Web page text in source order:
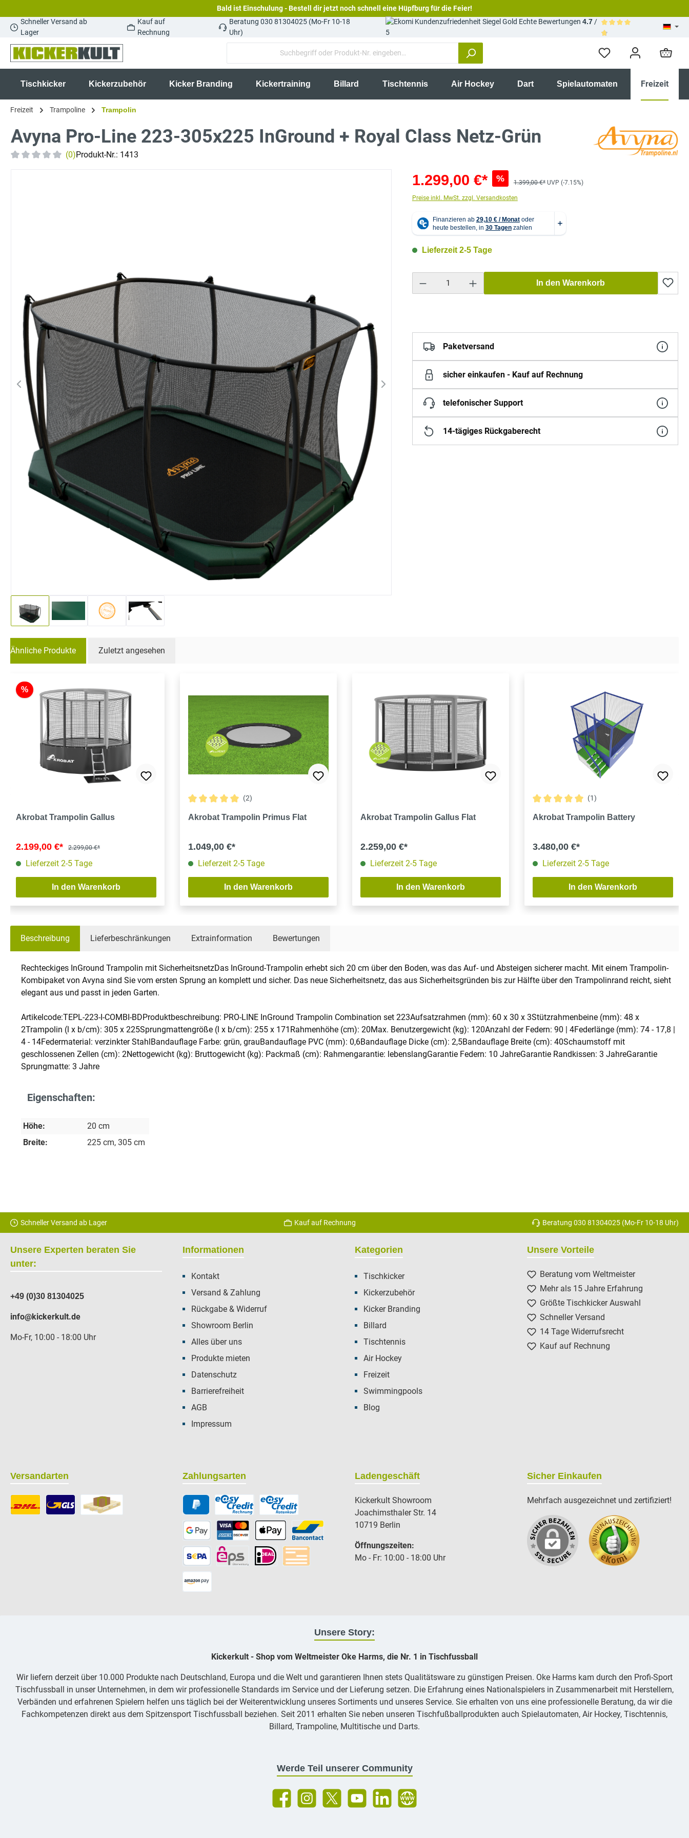
Bald ist Einschulung - Bestell dir jetzt noch schnell eine Hüpfburg für die Feier!
Schneller Versand ab
Lager
Kauf auf
Rechnung
Beratung 030 81304025 (Mo-Fr 10-18
Uhr)
Echte Bewertungen 4.7 /
5
Tischkicker Kickerzubehör Kicker Branding Kickertraining Billard Tischtennis Air Hockey Dart Spielautomaten Freizeit
Freizeit Trampoline Trampolin
Avyna Pro-Line 223-305x225 InGround + Royal Class Netz-Grün
(0)Produkt-Nr.: 1413
1.299,00 €* % 1.399,00 €* UVP (-7.15%)
Preise inkl. MwSt. zzgl. Versandkosten
Lieferzeit 2-5 Tage
Produkt Anzahl: Gib den gewünschten Wert ein oder benutze die Schaltflächen um die Anzahl zu
In den Warenkorb
Paketversand
sicher einkaufen - Kauf auf Rechnung
telefonischer Support
14-tägiges Rückgaberecht
Ähnliche Produkte
Zuletzt angesehen
%
Akrobat Trampolin Gallus
2.199,00 €* 2.299,00 €*
Lieferzeit 2-5 Tage
In den Warenkorb
Durchschnittliche Bewertung von 5 von 5 Sternen
(2)
Akrobat Trampolin Primus Flat
1.049,00 €*
Lieferzeit 2-5 Tage
In den Warenkorb
Akrobat Trampolin Gallus Flat
2.259,00 €*
Lieferzeit 2-5 Tage
In den Warenkorb
Durchschnittliche Bewertung von 5 von 5
(1)
Akrobat Trampolin Battery
3.480,00 €*
Lieferzeit 2-5 Tage
In den Warenkorb
Beschreibung Lieferbeschränkungen Extrainformation Bewertungen
Rechteckiges InGround Trampolin mit SicherheitsnetzDas InGround-Trampolin erhebt sich 20 cm über den Boden, was das Auf- und Absteigen sicherer macht. Mit einem Trampolin-
Kombipaket von Avyna sind Sie vom ersten Sprung an komplett und sicher. Das neue Sicherheitsnetz, das aus Sicherheitsgründen bis zur Hälfte über den Trampolinrand reicht, sieht
elegant aus und passt in jeden Garten.
Artikelcode:TEPL-223-I-COMBI-BDProduktbeschreibung: PRO-LINE InGround Trampolin Combination set 223Aufsatzrahmen (mm): 60 x 30 x 3Stützrahmenbeine (mm): 48 x
2Trampolin (l x b/cm): 305 x 225Sprungmattengröße (l x b/cm): 255 x 171Rahmenhöhe (cm): 20Max. Benutzergewicht (kg): 120Anzahl der Federn: 90 | 4Federlänge (mm): 74 - 17,8 |
4 - 14Federmaterial: verzinkter StahlBandauflage Farbe: grün, grauBandauflage PVC (mm): 0,6Bandauflage Dicke (cm): 2,5Bandauflage Breite (cm): 40Schaumstoff mit
geschlossenen Zellen (cm): 2Nettogewicht (kg): Bruttogewicht (kg): Packmaß (cm): Rahmengarantie: lebenslangGarantie Federn: 10 JahreGarantie Randkissen: 3 JahreGarantie
Sprungmatte: 3 Jahre
Eigenschaften:
Höhe:
20 cm
Breite:
225 cm, 305 cm
Schneller Versand ab Lager Kauf auf Rechnung Beratung 030 81304025 (Mo-Fr 10-18 Uhr)
Unsere Experten beraten Sie
unter:
+49 (0)30 81304025
info@kickerkult.de
Mo-Fr, 10:00 - 18:00 Uhr
Informationen
Kontakt
Versand & Zahlung
Rückgabe & Widerruf
Showroom Berlin
Alles über uns
Produkte mieten
Datenschutz
Barrierefreiheit
AGB
Impressum
Kategorien
Tischkicker
Kickerzubehör
Kicker Branding
Billard
Tischtennis
Air Hockey
Freizeit
Swimmingpools
Blog
Unsere Vorteile
Beratung vom Weltmeister
Mehr als 15 Jahre Erfahrung
Größte Tischkicker Auswahl
Schneller Versand
14 Tage Widerrufsrecht
Kauf auf Rechnung
Versandarten Zahlungsarten Ladengeschäft
Kickerkult Showroom
Joachimsthaler Str. 14
10719 Berlin
Öffnungszeiten:
Mo - Fr: 10:00 - 18:00 Uhr
Sicher Einkaufen
Mehrfach ausgezeichnet und zertifiziert!
Unsere Story:
Kickerkult - Shop vom Weltmeister Oke Harms, die Nr. 1 in Tischfussball
Wir liefern derzeit über 10.000 Produkte nach Deutschland, Europa und die Welt und garantieren Ihnen stets Qualitätsware zu günstigen Preisen. Oke Harms kam durch den Profi-Sport
Tischfussball in unser Unternehmen, in dem wir professionelle Standards im Service und der Lieferung setzen. Die Erfahrung eines Nationalspielers in Zusammenarbeit mit Herstellern,
Verbänden und erfahrenen Spielern helfen uns täglich bei der Weiterentwicklung unseres Sortiments und unseres Service. Sie erhalten von uns eine professionelle Beratung, da wir die
Fachkompetenzen direkt aus dem Spitzensport Tischfussball beziehen. Seit 2011 erhalten Sie neben unseren Tischfußballprodukten auch Spielautomaten, Air Hockey, Tischtennis,
Billard, Trampoline, Multitische und Darts.
Werde Teil unserer Community
FacebookInstagramX / TwitterYouTubeLinkedInShowroom Berlin